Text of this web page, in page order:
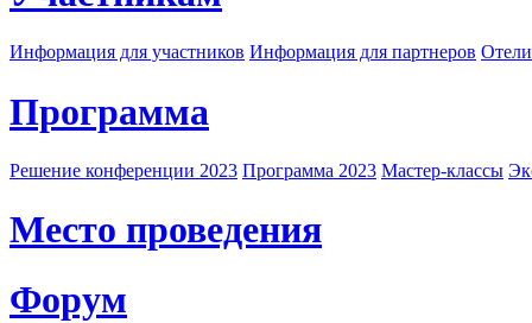
Информация для участников Информация для партнеров
Программа
Решение конференции 2023 Программа 2023 Мастер-классы
Место проведения
Форум